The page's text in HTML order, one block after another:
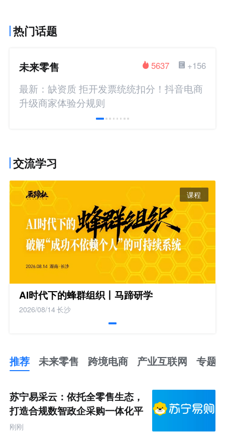
热门话题
未来零售 +156
5637
最新：缺资质 拒开发票统统扣分！抖音电商
升级商家体验分规则
交流学习
课程
AI时代下的蜂群组织丨马蹄研学
2026/08/14长沙
推荐 未来零售 跨境电商 产业互联网 专题
未
来
零
售
跨
境
苏宁易采云：依托全零售生态，
打造合规数智政企采购一体化平
台
刚刚